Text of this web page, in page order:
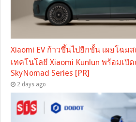
Xiaomi EV ก้าวขึ้นไปอีกขั้น เผยโฉม
เทคโนโลยี Xiaomi Kunlun พร้อมเปิ
SkyNomad Series [PR]
2 days ago